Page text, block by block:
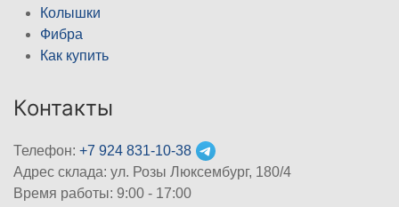
Колышки
Фибра
Как купить
Контакты
Телефон: +7 924 831-10-38
Адрес склада: ул. Розы Люксембург, 180/4
Время работы: 9:00 - 17:00